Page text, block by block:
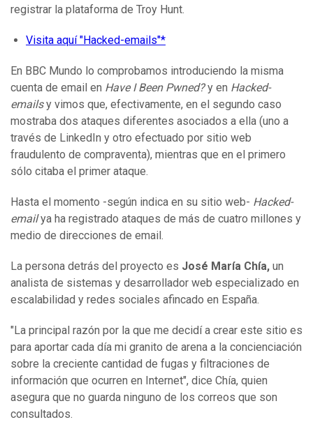
registrar la plataforma de Troy Hunt.
Visita aquí "Hacked-emails"*
En BBC Mundo lo comprobamos introduciendo la misma
cuenta de email en Have I Been Pwned?y en Hacked-
emailsy vimos que, efectivamente, en el segundo caso
mostraba dos ataques diferentes asociados a ella (uno a
través de LinkedIn y otro efectuado por sitio web
fraudulento de compraventa), mientras que en el primero
sólo citaba el primer ataque.
Hasta el momento -según indica en su sitio web- Hacked-
emailya ha registrado ataques de más de cuatro millones y
medio de direcciones de email.
La persona detrás del proyecto es José María Chía, un
analista de sistemas y desarrollador web especializado en
escalabilidad y redes sociales afincado en España.
"La principal razón por la que me decidí a crear este sitio es
para aportar cada día mi granito de arena a la concienciación
sobre la creciente cantidad de fugas y filtraciones de
información que ocurren en Internet", dice Chía, quien
asegura que no guarda ninguno de los correos que son
consultados.